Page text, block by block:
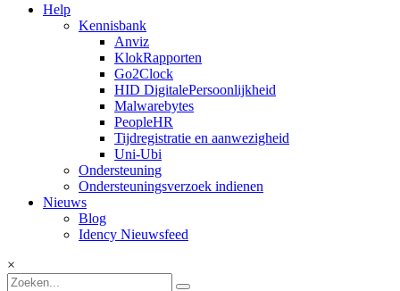
Help
Kennisbank
Anviz
KlokRapporten
Go2Clock
HID DigitalePersoonlijkheid
Malwarebytes
PeopleHR
Tijdregistratie en aanwezigheid
Uni-Ubi
Ondersteuning
Ondersteuningsverzoek indienen
Nieuws
Blog
Idency Nieuwsfeed
×